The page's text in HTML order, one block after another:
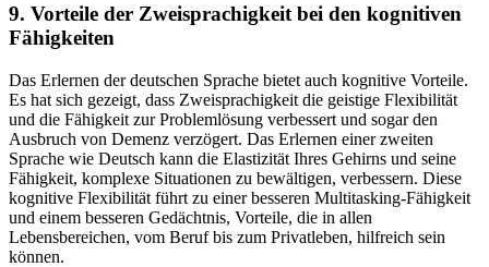
9. Vorteile der Zweisprachigkeit bei den kognitiven
Fähigkeiten
Das Erlernen der deutschen Sprache bietet auch kognitive Vorteile.
Es hat sich gezeigt, dass Zweisprachigkeit die geistige Flexibilität
und die Fähigkeit zur Problemlösung verbessert und sogar den
Ausbruch von Demenz verzögert. Das Erlernen einer zweiten
Sprache wie Deutsch kann die Elastizität Ihres Gehirns und seine
Fähigkeit, komplexe Situationen zu bewältigen, verbessern. Diese
kognitive Flexibilität führt zu einer besseren Multitasking-Fähigkeit
und einem besseren Gedächtnis, Vorteile, die in allen
Lebensbereichen, vom Beruf bis zum Privatleben, hilfreich sein
können.